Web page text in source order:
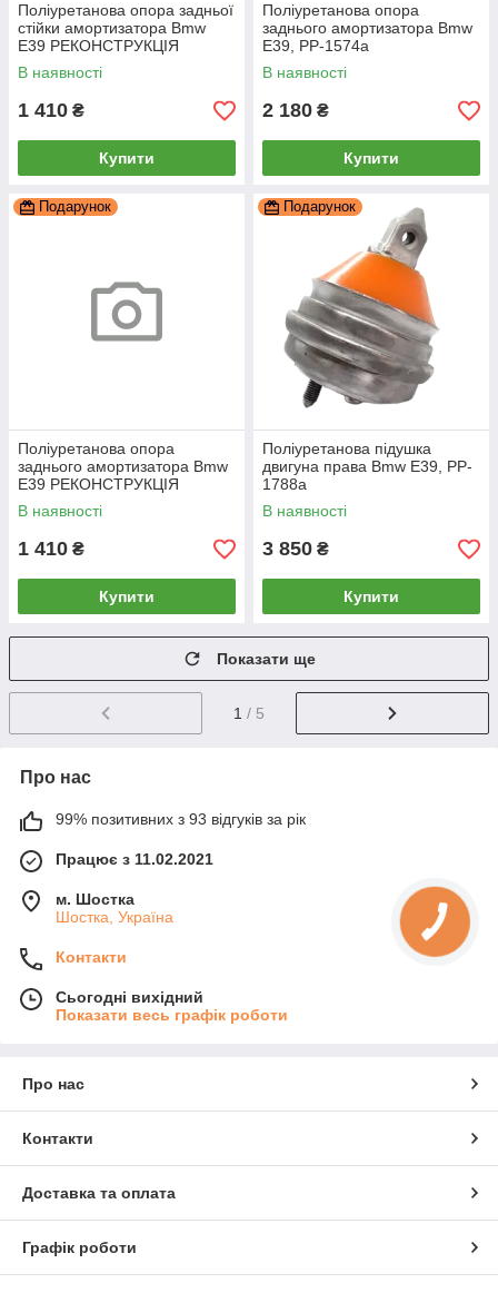
Поліуретанова опора задньої
стійки амортизатора Bmw
E39 РЕКОНСТРУКЦІЯ
ВАШОЇ, PP-1486b
В наявності
1 410 ₴
Купити
Поліуретанова опора
заднього амортизатора Bmw
E39, PP-1574a
В наявності
2 180 ₴
Купити
Подарунок
Поліуретанова опора
заднього амортизатора Bmw
E39 РЕКОНСТРУКЦІЯ
ВАШОЇ, PP-1574b
В наявності
1 410 ₴
Купити
Подарунок
Поліуретанова підушка
двигуна права Bmw E39, PP-
1788a
В наявності
3 850 ₴
Купити
Показати ще
1 / 5
Про нас
99% позитивних з 93 відгуків за рік
Працює з 11.02.2021
м. Шостка
Шостка, Україна
Контакти
Сьогодні вихідний
Показати весь графік роботи
Про нас
Контакти
Доставка та оплата
Графік роботи